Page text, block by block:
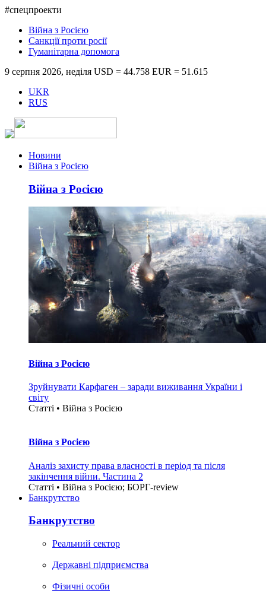
#спецпроекти
Війна з Росією
Санкції проти росії
Гуманітарна допомога
9 серпня 2026, неділя USD = 44.758 EUR = 51.615
UKR
RUS
Новини
Війна з Росією
Війна з Росією
Війна з Росією
Зруйнувати Карфаген – заради виживання України і
світу
Статті • Війна з Росією
Війна з Росією
Аналіз захисту права власності в період та після
закінчення війни. Частина 2
Статті • Війна з Росією; БОРГ-review
Банкрутство
Банкрутство
Реальний сектор
Державні підприємства
Фізичні особи